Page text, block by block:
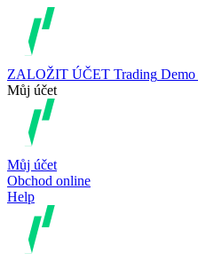
ZALOŽIT ÚČET Trading Demo
Můj účet
Můj účet
Obchod online
Help